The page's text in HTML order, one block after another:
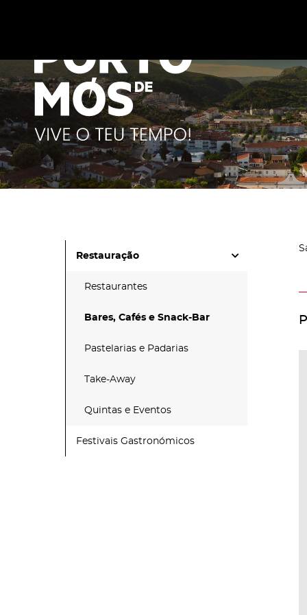
Restauração
Restaurantes
Bares, Cafés e Snack-Bar
Pastelarias e Padarias
Take-Away
Quintas e Eventos
Festivais Gastronómicos